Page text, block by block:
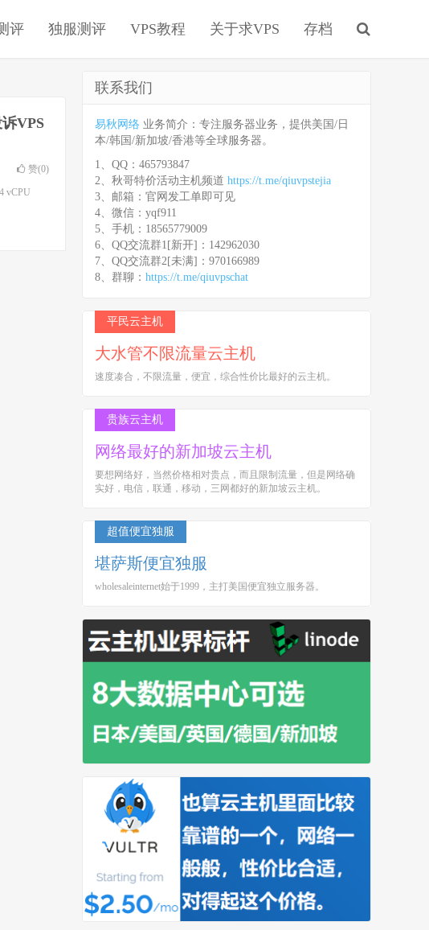
评 独服测评 VPS教程 关于求VPS 存档
VPS
赞(0)
vCPU
联系我们
易秋网络 业务简介：专注服务器业务，提供美国/日
本/韩国/新加坡/香港等全球服务器。
1、QQ：465793847
2、秋哥特价活动主机频道 https://t.me/qiuvpstejia
3、邮箱：官网发工单即可见
4、微信：yqf911
5、手机：18565779009
6、QQ交流群1[新开]：142962030
7、QQ交流群2[未满]：970166989
8、群聊： https://t.me/qiuvpschat
平民云主机
大水管不限流量云主机
速度凑合，不限流量，便宜，综合性价比最好的云主机。
贵族云主机
网络最好的新加坡云主机
要想网络好，当然价格相对贵点，而且限制流量，但是网络确
实好，电信，联通，移动，三网都好的新加坡云主机。
超值便宜独服
堪萨斯便宜独服
wholesaleinternet始于1999，主打美国便宜独立服务器。